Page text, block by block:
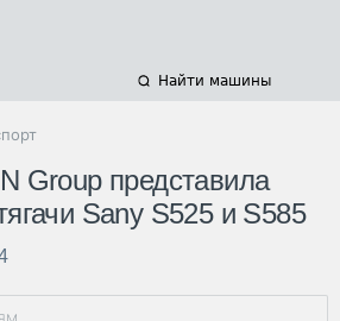
Найти машины
Group представила
Sany S525 и S585